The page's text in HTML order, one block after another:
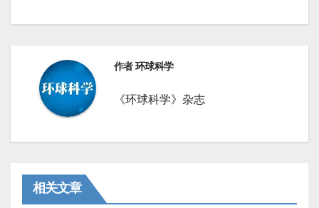
作者环球科学
《环球科学》杂志
相关文章